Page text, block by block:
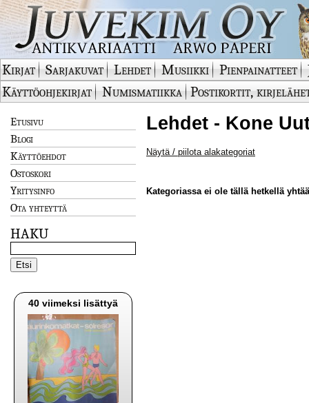
Kirjat Sarjakuvat Lehdet Musiikki Pienpainatteet
Käyttöohjekirjat
Numismatiikka Postikortit,
Etusivu
Blogi
Käyttöehdot
Ostoskori
Yritysinfo
Ota yhteyttä
HAKU
40 viimeksi lisättyä
Lehdet - Kone
Näytä / piilota alakategoriat
Kategoriassa ei ole tällä hetkellä